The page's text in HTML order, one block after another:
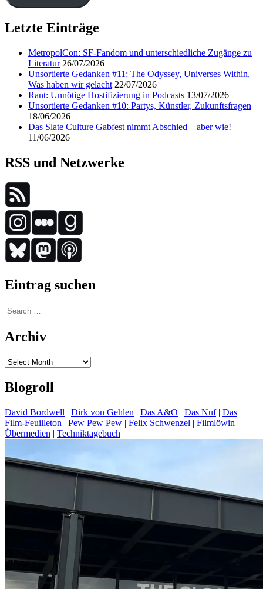
Letzte Einträge
MetropolCon: SF-Fandom und unterschiedliche Zugänge zu
Literatur 26/07/2026
Unsortierte Gedanken #11: The Odyssey, Universes Within,
Was haben wir gelacht 22/07/2026
Rant: Unnötige Hostifizierung in Podcasts 13/07/2026
Unsortierte Gedanken #10: Partys, Künstler, Zukunftsfragen
18/06/2026
Das Slate Culture Gabfest nimmt Abschied – aber wie!
11/06/2026
RSS und Netzwerke
Eintrag suchen
Search
for:
Archiv
Archiv
Blogroll
David Bordwell | Dirk von Gehlen | Das A&O | Das Nuf| Das
Film-Feuilleton | Pew Pew Pew | Felix Schwenzel | Filmlöwin |
Übermedien | Techniktagebuch